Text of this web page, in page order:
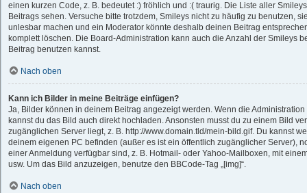
einen kurzen Code, z. B. bedeutet :) fröhlich und :( traurig. Die Liste aller
Beitrags sehen. Versuche bitte trotzdem, Smileys nicht zu häufig zu benutzen,
unlesbar machen und ein Moderator könnte deshalb deinen Beitrag
komplett löschen. Die Board-Administration kann auch die Anzahl der Smileys
Beitrag benutzen kannst.
Nach oben
Kann ich Bilder in meine Beiträge einfügen?
Ja, Bilder können in deinem Beitrag angezeigt werden. Wenn die
kannst du das Bild auch direkt hochladen. Ansonsten musst du zu einem Bild
zugänglichen Server liegt, z. B. http://www.domain.tld/mein-bild.gif. Du kannst
deinem eigenen PC befinden (außer es ist ein öffentlich zugänglicher Server),
einer Anmeldung verfügbar sind, z. B. Hotmail- oder Yahoo-Mailboxen, mit
usw. Um das Bild anzuzeigen, benutze den BBCode-Tag „[img]“.
Nach oben